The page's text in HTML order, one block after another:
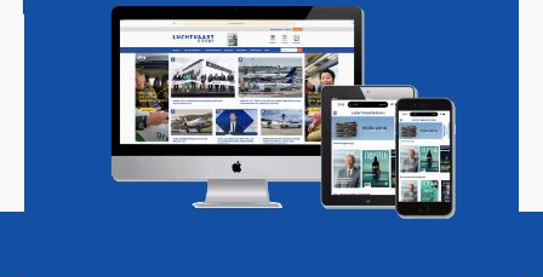
gaan
Magazine Podcasts Vacatures